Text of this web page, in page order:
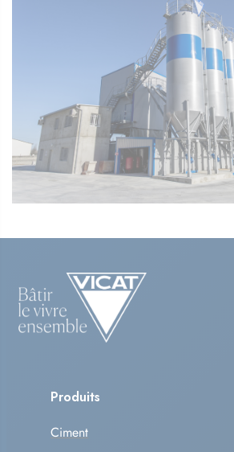
Produits
Ciment